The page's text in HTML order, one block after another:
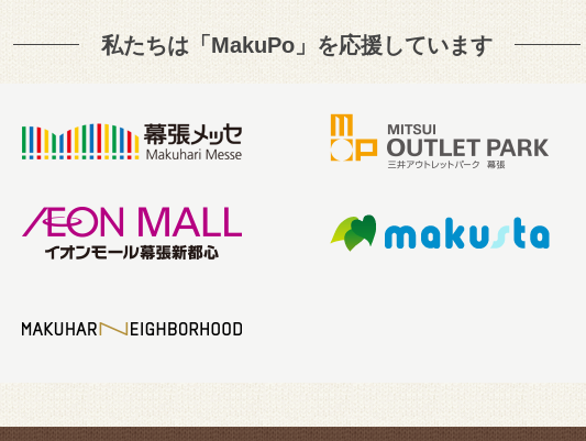
私たちは「MakuPo」を応援しています